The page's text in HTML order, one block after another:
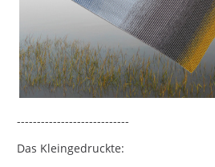
----------------------------
Das Kleingedruckte: